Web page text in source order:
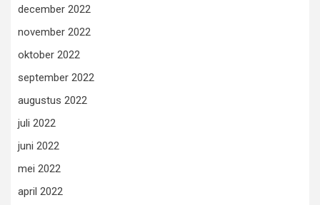
december 2022
november 2022
oktober 2022
september 2022
augustus 2022
juli 2022
juni 2022
mei 2022
april 2022